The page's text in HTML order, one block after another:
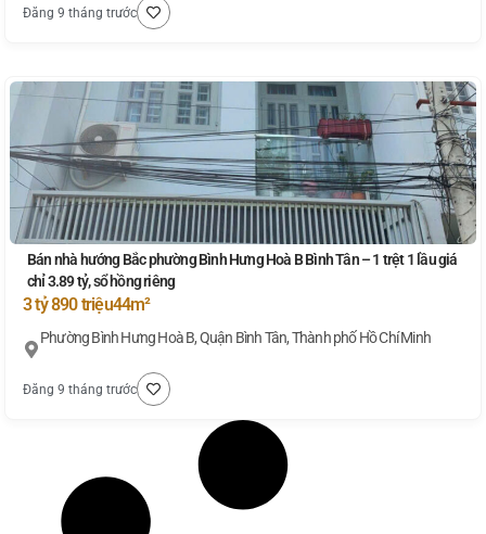
Đăng 9 tháng trước
Bán nhà hướng Bắc phường Bình Hưng Hoà B Bình Tân – 1 trệt 1 lầu giá
chỉ 3.89 tỷ, sổ hồng riêng
3 tỷ 890 triệu44m²
Phường Bình Hưng Hoà B, Quận Bình Tân, Thành phố Hồ Chí Minh
Đăng 9 tháng trước